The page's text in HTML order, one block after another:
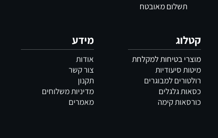
תשלום מאובטח
קטלוג
מוצרי בטיחות למקלחת
מיטות סיעודיות
רולטורים למבוגרים
כסאות גלגלים
כורסאות קימה
מידע
אודות
צור קשר
תקנון
מדיניות משלוחים
מאמרים